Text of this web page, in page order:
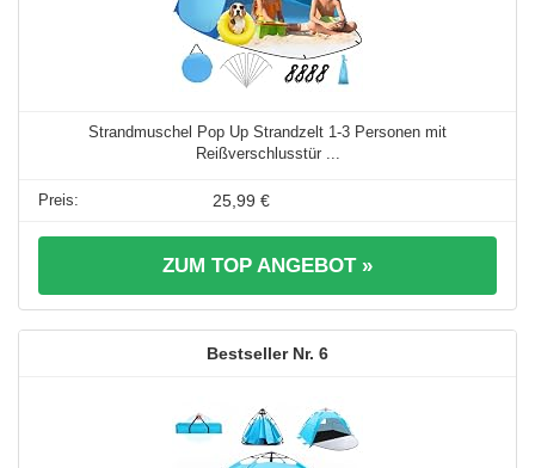
Strandmuschel Pop Up Strandzelt 1-3 Personen mit
Reißverschlusstür ...
25,99 €
ZUM TOP ANGEBOT »
6